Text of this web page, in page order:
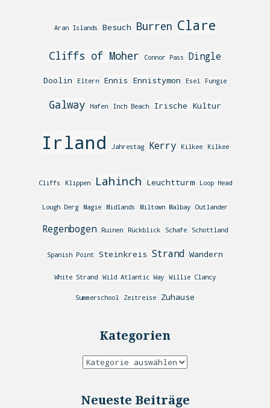
Aran Islands Besuch Burren Clare
Cliffs of Moher Connor Pass Dingle
Doolin Eltern Ennis Ennistymon Esel Fungie
Galway Hafen Inch Beach Irische Kultur
Irland Jahrestag Kerry Kilkee Kilkee
Cliffs Klippen Lahinch Leuchtturm Loop Head
Lough Derg Magie Midlands Miltown Malbay Outlander
Regenbogen Ruinen Rückblick Schafe Schottland
Spanish Point Steinkreis Strand Wandern
White Strand Wild Atlantic Way Willie Clancy
Summerschool Zeitreise Zuhause
Kategorien
Neueste Beiträge